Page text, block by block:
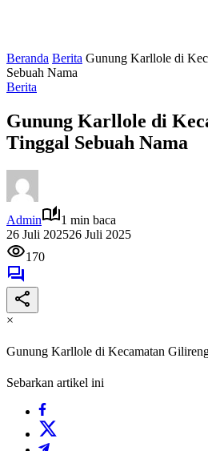
Beranda Berita Gunung Karllole di
Sebuah Nama
Berita
Gunung Karllole di
Tinggal Sebuah Nama
Admin
1 min baca
26 Juli 202526 Juli 2025
170
×
Gunung Karllole di Kecamatan
Sebarkan artikel ini